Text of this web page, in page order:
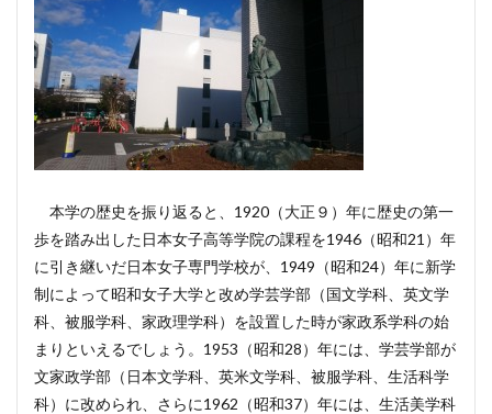
本学の歴史を振り返ると、1920（大正９）年に歴史の第一
歩を踏み出した日本女子高等学院の課程を1946（昭和21）年
に引き継いだ日本女子専門学校が、1949（昭和24）年に新学
制によって昭和女子大学と改め学芸学部（国文学科、英文学
科、被服学科、家政理学科）を設置した時が家政系学科の始
まりといえるでしょう。1953（昭和28）年には、学芸学部が
文家政学部（日本文学科、英米文学科、被服学科、生活科学
科）に改められ、さらに1962（昭和37）年には、生活美学科